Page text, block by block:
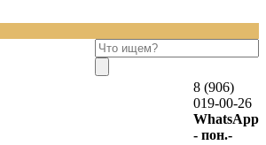
8 (906)
019-00-26
WhatsApp
- пон.-